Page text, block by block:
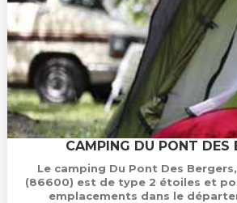
CAMPING DU PONT DES
Le camping Du Pont Des
(86600) est de type 2 étoiles et
emplacements dans le